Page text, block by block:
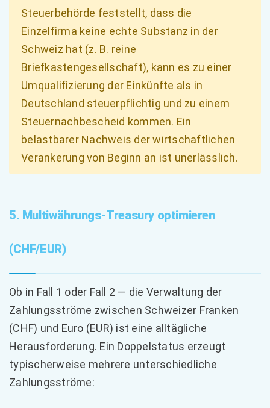
Steuerbehörde feststellt, dass die
Einzelfirma keine echte Substanz in der
Schweiz hat (z. B. reine
Briefkastengesellschaft), kann es zu einer
Umqualifizierung der Einkünfte als in
Deutschland steuerpflichtig und zu einem
Steuernachbescheid kommen. Ein
belastbarer Nachweis der wirtschaftlichen
Verankerung von Beginn an ist unerlässlich.
5. Multiwährungs-Treasury optimieren
(CHF/EUR)
Ob in Fall 1 oder Fall 2 — die Verwaltung der
Zahlungsströme zwischen Schweizer Franken
(CHF) und Euro (EUR) ist eine alltägliche
Herausforderung. Ein Doppelstatus erzeugt
typischerweise mehrere unterschiedliche
Zahlungsströme: